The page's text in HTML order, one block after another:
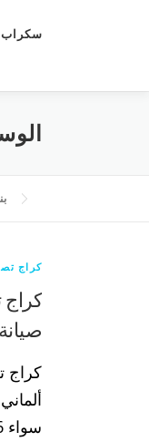
سكراب
كراج
كراج